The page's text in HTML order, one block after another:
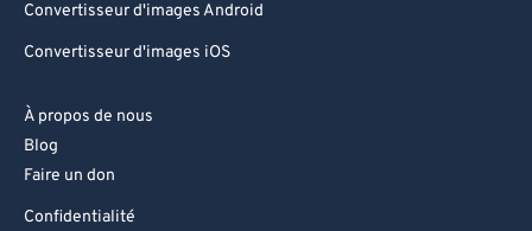
Convertisseur d'images Android
Convertisseur d'images iOS
À propos de nous
Blog
Faire un don
Confidentialité